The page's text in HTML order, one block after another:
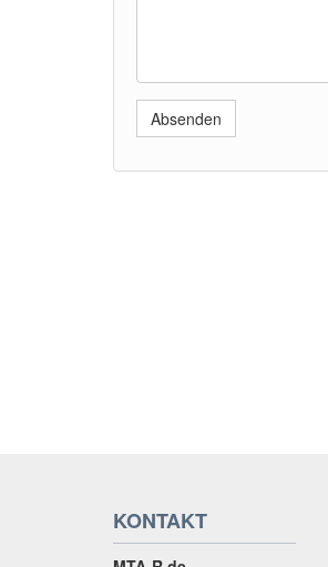
Absenden
KONTAKT